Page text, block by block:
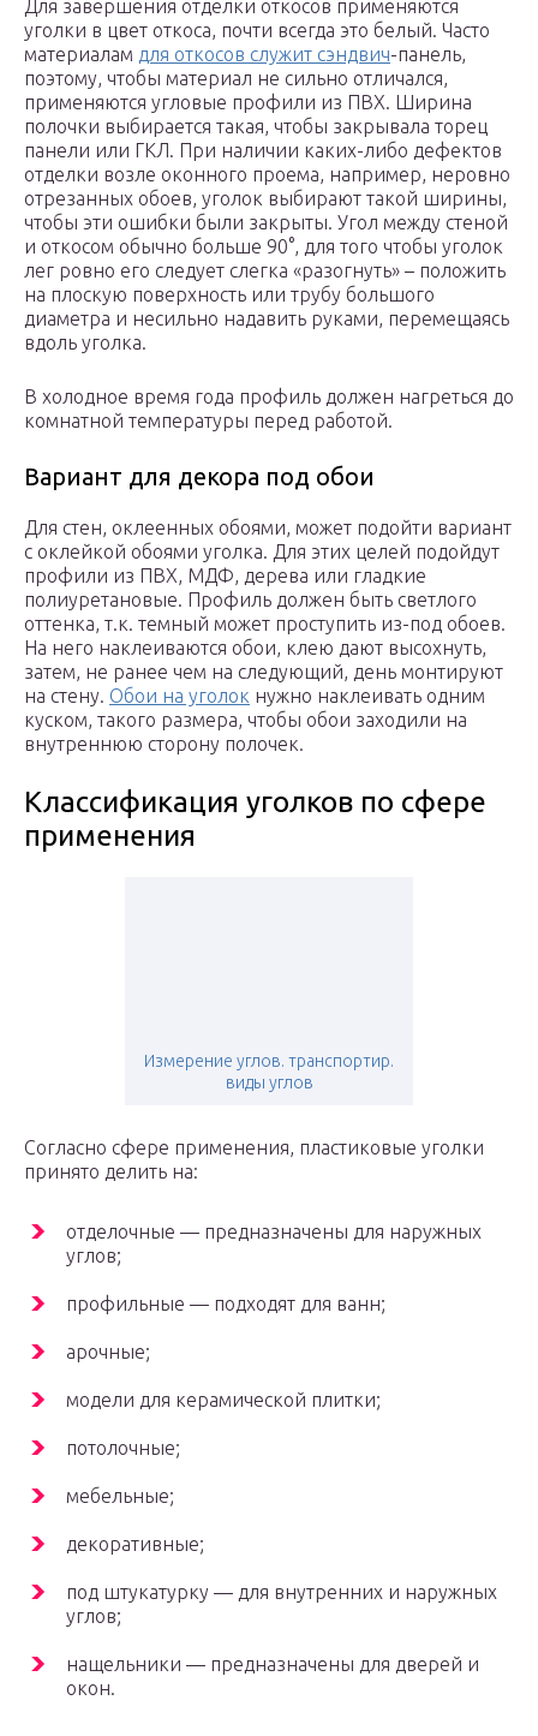
Для завершения отделки откосов применяются
уголки в цвет откоса, почти всегда это белый. Часто
материалам для откосов служит сэндвич-панель,
поэтому, чтобы материал не сильно отличался,
применяются угловые профили из ПВХ. Ширина
полочки выбирается такая, чтобы закрывала торец
панели или ГКЛ. При наличии каких-либо дефектов
отделки возле оконного проема, например, неровно
отрезанных обоев, уголок выбирают такой ширины,
чтобы эти ошибки были закрыты. Угол между стеной
и откосом обычно больше 90°, для того чтобы уголок
лег ровно его следует слегка «разогнуть» – положить
на плоскую поверхность или трубу большого
диаметра и несильно надавить руками, перемещаясь
вдоль уголка.
В холодное время года профиль должен нагреться до
комнатной температуры перед работой.
Вариант для декора под обои
Для стен, оклеенных обоями, может подойти вариант
с оклейкой обоями уголка. Для этих целей подойдут
профили из ПВХ, МДФ, дерева или гладкие
полиуретановые. Профиль должен быть светлого
оттенка, т.к. темный может проступить из-под обоев.
На него наклеиваются обои, клею дают высохнуть,
затем, не ранее чем на следующий, день монтируют
на стену. Обои на уголок нужно наклеивать одним
куском, такого размера, чтобы обои заходили на
внутреннюю сторону полочек.
Классификация уголков по сфере
применения
Измерение углов. транспортир.
виды углов
Согласно сфере применения, пластиковые уголки
принято делить на:
отделочные — предназначены для наружных
углов;
профильные — подходят для ванн;
арочные;
модели для керамической плитки;
потолочные;
мебельные;
декоративные;
под штукатурку — для внутренних и наружных
углов;
нащельники — предназначены для дверей и
окон.